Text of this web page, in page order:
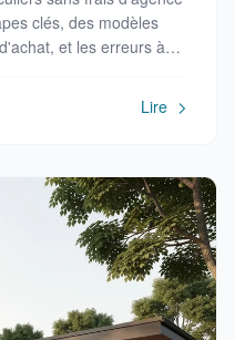
clés, des modèles
et les erreurs à
Lire